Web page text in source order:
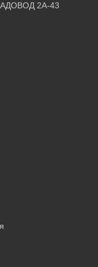
2А-43